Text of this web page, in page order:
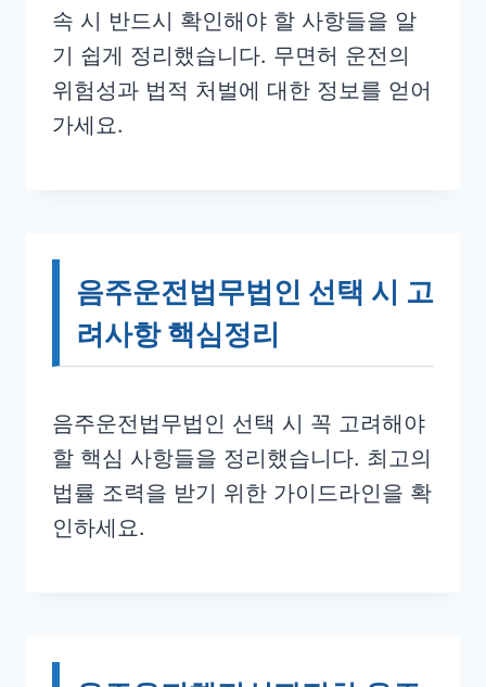
속 시 반드시 확인해야 할 사항들을 알
기 쉽게 정리했습니다. 무면허 운전의
위험성과 법적 처벌에 대한 정보를 얻어
가세요.
음주운전법무법인 선택 시 고
려사항 핵심정리
음주운전법무법인 선택 시 꼭 고려해야
할 핵심 사항들을 정리했습니다. 최고의
법률 조력을 받기 위한 가이드라인을 확
인하세요.